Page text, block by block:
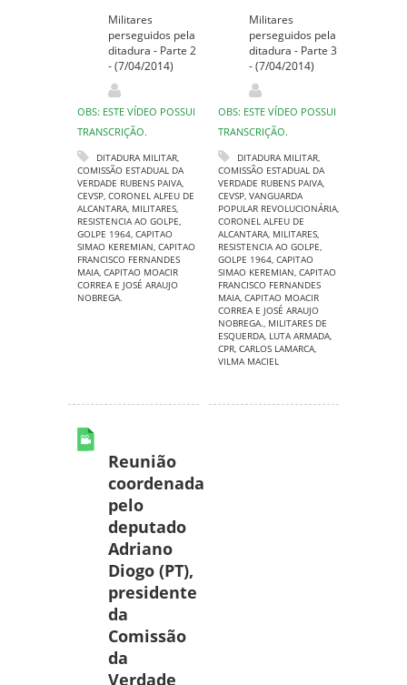
Militares
perseguidos pela
ditadura - Parte 2
- (7/04/2014)
OBS: ESTE VÍDEO POSSUI
TRANSCRIÇÃO.
DITADURA MILITAR,
COMISSÃO ESTADUAL DA
VERDADE RUBENS PAIVA,
CEVSP, CORONEL ALFEU DE
ALCANTARA, MILITARES,
RESISTENCIA AO GOLPE,
GOLPE 1964, CAPITAO
SIMAO KEREMIAN, CAPITAO
FRANCISCO FERNANDES
MAIA, CAPITAO MOACIR
CORREA E JOSÉ ARAUJO
NOBREGA.
Militares
perseguidos pela
ditadura - Parte 3
- (7/04/2014)
OBS: ESTE VÍDEO POSSUI
TRANSCRIÇÃO.
DITADURA MILITAR,
COMISSÃO ESTADUAL DA
VERDADE RUBENS PAIVA,
CEVSP, VANGUARDA
POPULAR REVOLUCIONÁRIA,
CORONEL ALFEU DE
ALCANTARA, MILITARES,
RESISTENCIA AO GOLPE,
GOLPE 1964, CAPITAO
SIMAO KEREMIAN, CAPITAO
FRANCISCO FERNANDES
MAIA, CAPITAO MOACIR
CORREA E JOSÉ ARAUJO
NOBREGA., MILITARES DE
ESQUERDA, LUTA ARMADA,
CPR, CARLOS LAMARCA,
VILMA MACIEL
Reunião
coordenada
pelo
deputado
Adriano
Diogo (PT),
presidente
da
Comissão
da
Verdade